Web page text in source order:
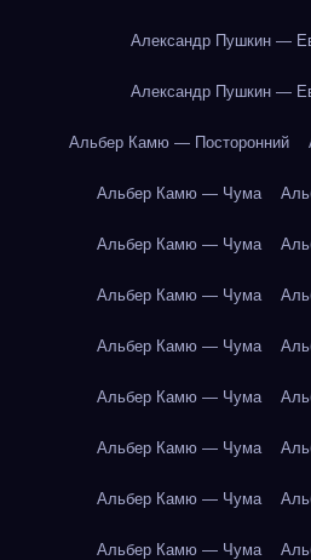
Александр Пушкин —
Александр Пушкин —
Альбер Камю — Посторонний
Альбер Камю — Чума
Альбер Камю — Чума
Альбер Камю — Чума
Альбер Камю — Чума
Альбер Камю — Чума
Альбер Камю — Чума
Альбер Камю — Чума
Альбер Камю — Чума